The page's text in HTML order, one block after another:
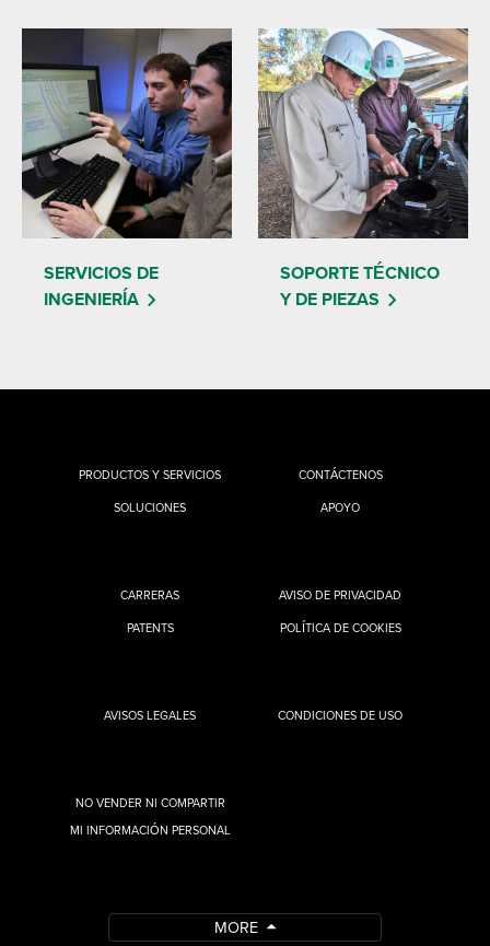
SERVICIOS DE
INGENIERÍA
SOPORTE TÉCNICO
Y DE PIEZAS
PRODUCTOS Y SERVICIOS
SOLUCIONES
CONTÁCTENOS
APOYO
CARRERAS
PATENTS
AVISO DE PRIVACIDAD
POLÍTICA DE COOKIES
AVISOS LEGALES CONDICIONES DE USO
NO VENDER NI COMPARTIR
MI INFORMACIÓN PERSONAL
MORE